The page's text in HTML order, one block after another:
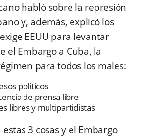
habló sobre la represión
y, además, explicó los
EEUU para levantar
el Embargo a Cuba, la
para todos los males:
políticos
de prensa libre
libres y multipartidistas
3 cosas y el Embargo